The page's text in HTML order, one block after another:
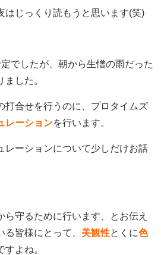
はじっくり読もうと思います(笑)
でしたが、朝から生憎の雨だった
した。
打合せを行うのに、プロタイムズ
レーションを行います。
レーションについて少しだけお話
ら守るために行います、とお伝え
皆様にとって、 美観性とくに色
よね。